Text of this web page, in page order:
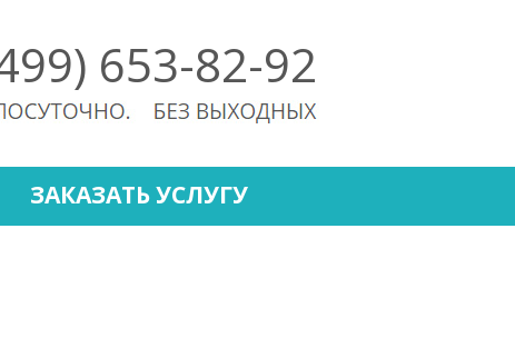
653-82-92
ЗАКАЗАТЬ УСЛУГУ